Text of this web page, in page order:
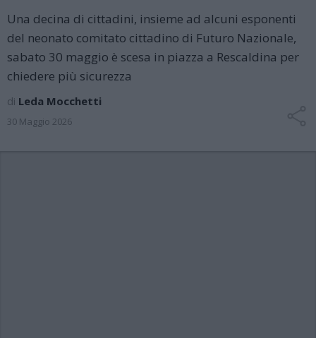
Una decina di cittadini, insieme ad alcuni esponenti
del neonato comitato cittadino di Futuro Nazionale,
sabato 30 maggio è scesa in piazza a Rescaldina per
chiedere più sicurezza
di Leda Mocchetti
30 Maggio 2026